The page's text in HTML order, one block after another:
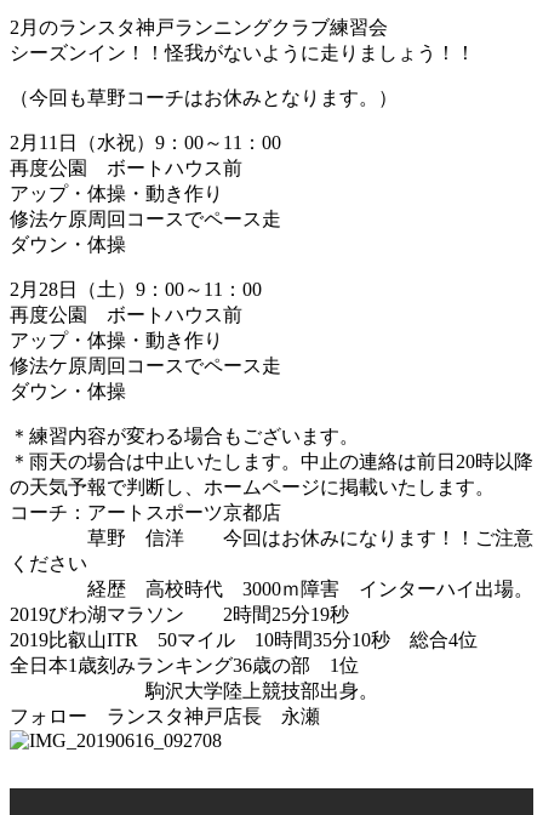
2月のランスタ神戸ランニングクラブ練習会
シーズンイン！！怪我がないように走りましょう！！
（今回も草野コーチはお休みとなります。）
2月11日（水祝）9：00～11：00
再度公園 ボートハウス前
アップ・体操・動き作り
修法ケ原周回コースでペース走
ダウン・体操
2月28日（土）9：00～11：00
再度公園 ボートハウス前
アップ・体操・動き作り
修法ケ原周回コースでペース走
ダウン・体操
＊練習内容が変わる場合もございます。
＊雨天の場合は中止いたします。中止の連絡は前日20時以降
の天気予報で判断し、ホームページに掲載いたします。
コーチ：アートスポーツ京都店
草野 信洋 今回はお休みになります！！ご注意
ください
経歴 高校時代 3000ｍ障害 インターハイ出場。
2019びわ湖マラソン 2時間25分19秒
2019比叡山ITR 50マイル 10時間35分10秒 総合4位
全日本1歳刻みランキング36歳の部 1位
駒沢大学陸上競技部出身。
フォロー ランスタ神戸店長 永瀬